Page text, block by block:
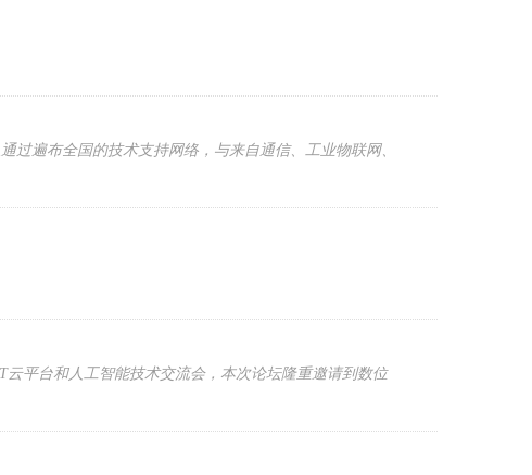
过遍布全国的技术支持网络，与来自通信、工业物联网、
平台和人工智能技术交流会，本次论坛隆重邀请到数位